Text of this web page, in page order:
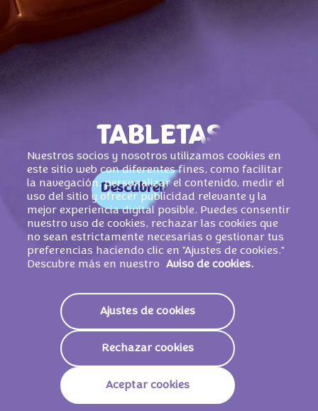
TABLETAS
Descúbrelas ahora
Nuestros socios y nosotros utilizamos cookies en
este sitio web con diferentes fines, como facilitar
la navegación, personalizar el contenido, medir el
uso del sitio y ofrecer publicidad relevante y la
mejor experiencia digital posible. Puedes consentir
nuestro uso de cookies, rechazar las cookies que
no sean estrictamente necesarias o gestionar tus
preferencias haciendo clic en "Ajustes de cookies."
Descubre más en nuestro
Aviso de cookies.
Ajustes de cookies
Rechazar cookies
Aceptar cookies